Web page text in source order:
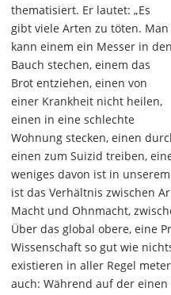
thematisiert. Er lautet: „Es
gibt viele Arten zu töten. Man
kann einem ein Messer in den
Bauch stechen, einem das
Brot entziehen, einen von
einer Krankheit nicht heilen,
einen in eine schlechte
Wohnung stecken, einen
einen zum Suizid treiben,
weniges davon ist in
ist das Verhältnis zwischen
Macht und Ohnmacht,
Über das global obere, eine
Wissenschaft so gut wie
existieren in aller Regel
auch: Während auf der